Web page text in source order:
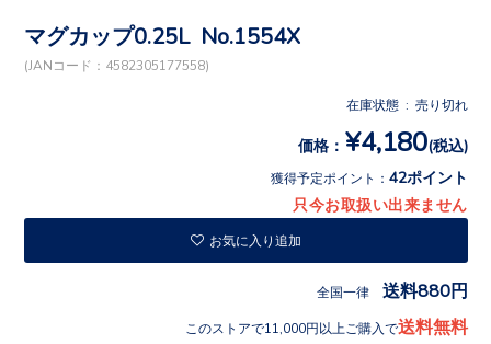
マグカップ0.25L No.1554X
(JANコード：4582305177558)
在庫状態 : 売り切れ
価格： ¥4,180(税込)
獲得予定ポイント： 42ポイント
只今お取扱い出来ません
お気に入り追加
全国一律 送料880円
このストアで11,000円以上ご購入で送料無料